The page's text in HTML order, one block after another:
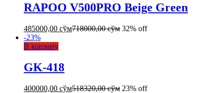
RAPOO V500PRO Beige Green
485000,00 сўм718000,00сўм 32% off
-23%
В корзину
GK-418
400000,00 сўм518320,00сўм 23% off